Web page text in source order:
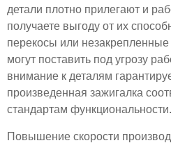
детали плотно прилегают и
получаете выгоду от их
перекосы или
могут поставить под угрозу
внимание к деталям
произведенная зажигалка
стандартам функциональности.
Повышение скорости